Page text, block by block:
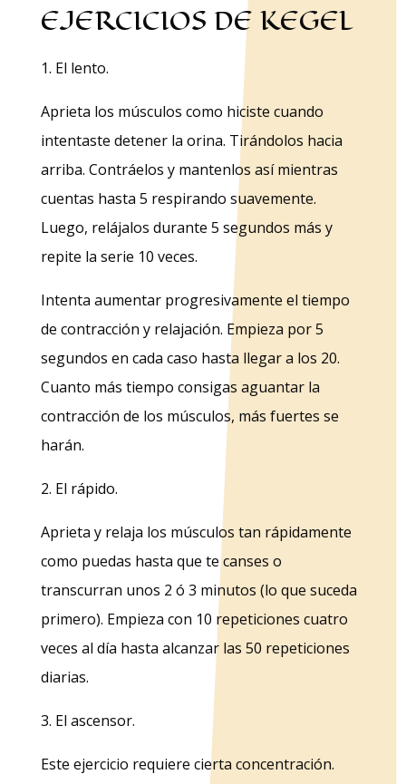
EJERCICIOS DE KEGEL
1. El lento.
Aprieta los músculos como hiciste cuando
intentaste detener la orina. Tirándolos hacia
arriba. Contráelos y mantenlos así mientras
cuentas hasta 5 respirando suavemente.
Luego, relájalos durante 5 segundos más y
repite la serie 10 veces.
Intenta aumentar progresivamente el tiempo
de contracción y relajación. Empieza por 5
segundos en cada caso hasta llegar a los 20.
Cuanto más tiempo consigas aguantar la
contracción de los músculos, más fuertes se
harán.
2. El rápido.
Aprieta y relaja los músculos tan rápidamente
como puedas hasta que te canses o
transcurran unos 2 ó 3 minutos (lo que suceda
primero). Empieza con 10 repeticiones cuatro
veces al día hasta alcanzar las 50 repeticiones
diarias.
3. El ascensor.
Este ejercicio requiere cierta concentración.